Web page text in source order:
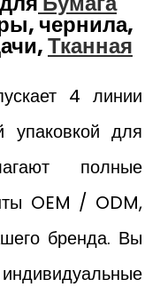
чернила,
Тканная
4 линии
упаковкой для
полные
OEM / ODM,
бренда. Вы